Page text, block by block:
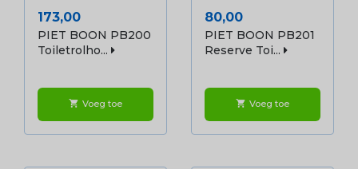
Prijs
173,00
PIET BOON PB200
Toiletrolho...
shopping_cart Voeg toe
Prijs
80,00
PIET BOON PB201
Reserve Toi...
shopping_cart Voeg toe